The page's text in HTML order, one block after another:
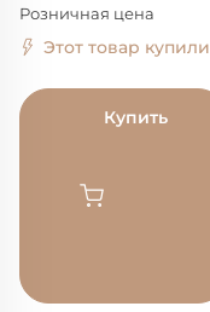
Розничная цена
Этот товар купили
Купить